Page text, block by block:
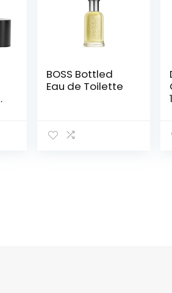
BOSS Bottled
Eau de Toilette